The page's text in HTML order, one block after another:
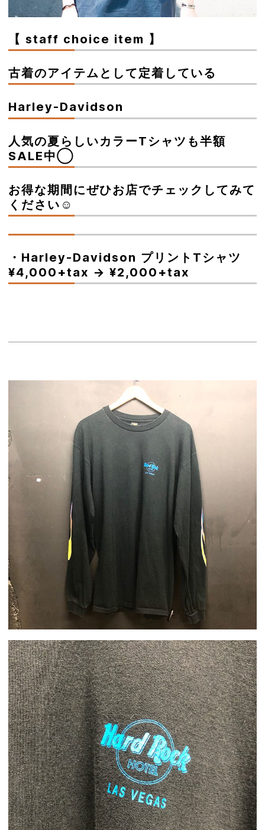
【 staff choice item 】
古着のアイテムとして定着している
Harley-Davidson
人気の夏らしいカラーTシャツも半額
SALE中◯
お得な期間にぜひお店でチェックしてみて
ください☺︎
・Harley-Davidson プリントTシャツ
¥4,000+tax → ¥2,000+tax